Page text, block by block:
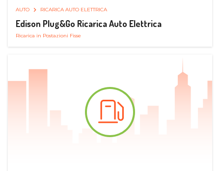
AUTO RICARICA AUTO ELETTRICA
Edison Plug&Go Ricarica Auto Elettrica
Ricarica in Postazioni Fisse